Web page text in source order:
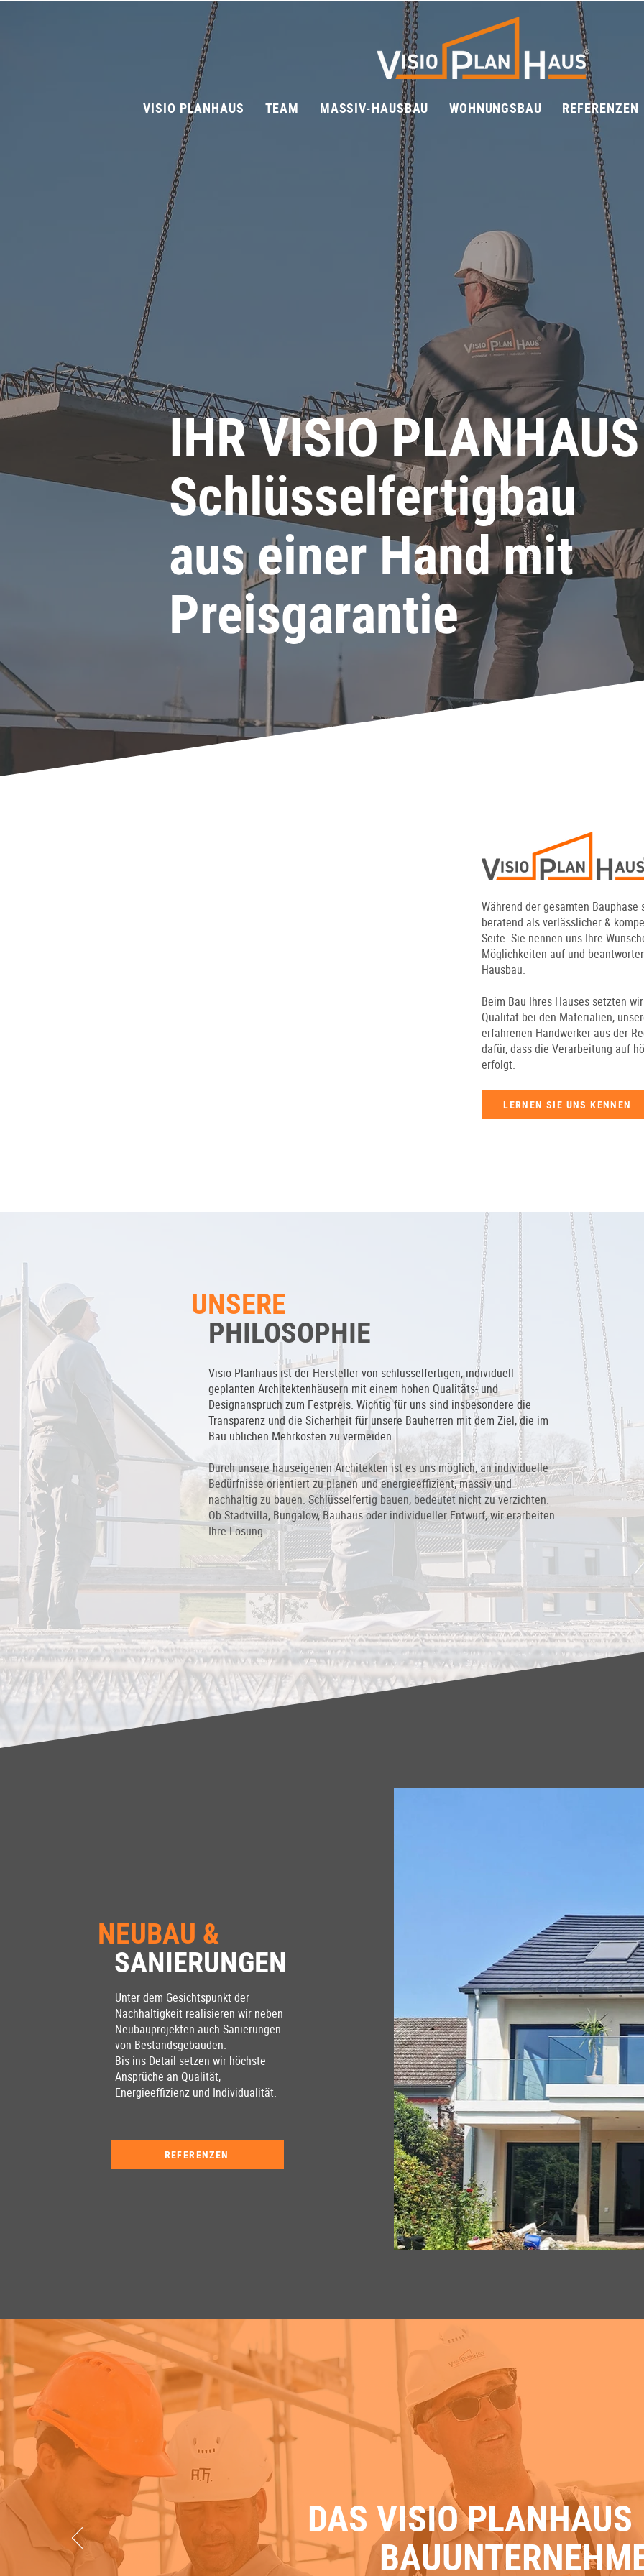
VISIO PLANHAUS TEAM MASSIV-HAUSBAU WOHNUNGSBAU REFERENZEN
IHR VISIO
Schlüsselfertigbau
aus einer Hand mit
Preisgarantie
Während der gesamten Bauphase
beratend als verlässlicher &
Seite. Sie nennen uns Ihre
Möglichkeiten auf und
Hausbau.
Beim Bau Ihres Hauses setzten
Qualität bei den Materialien,
erfahrenen Handwerker aus der
dafür, dass die Verarbeitung auf
erfolgt.
LERNEN SIE UNS KENNEN
UNSERE
PHILOSOPHIE
Visio Planhaus ist der Hersteller von schlüsselfertigen, individuell
geplanten Architektenhäusern mit einem hohen Qualitäts- und
Designanspruch zum Festpreis. Wichtig für uns sind insbesondere die
Transparenz und die Sicherheit für unsere Bauherren mit dem Ziel, die im
Bau üblichen Mehrkosten zu vermeiden.
Durch unsere hauseigenen Architekten ist es uns möglich, an individuelle
Bedürfnisse orientiert zu planen und energieeffizient, massiv und
nachhaltig zu bauen.Schlüsselfertig bauen, bedeutet nicht zu verzichten.
Ob Stadtvilla, Bungalow, Bauhaus oder individueller Entwurf, wir erarbeiten
Ihre Lösung.
NEUBAU &
SANIERUNGEN
Unter dem Gesichtspunkt der
Nachhaltigkeit realisieren wir neben
Neubauprojekten auch Sanierungen
von Bestandsgebäuden.
Bis ins Detail setzen wir höchste
Ansprüche an Qualität,
Energieeffizienz und Individualität.
REFERENZEN
DAS VISIO PLANHAUS